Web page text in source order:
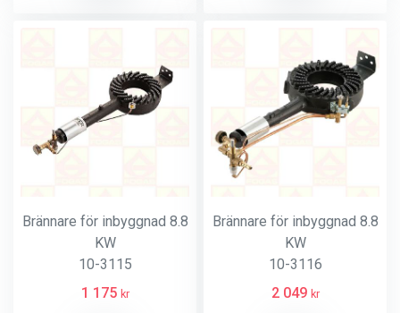
Brännare för inbyggnad 8.8
KW
10-3115
1 175 kr
Brännare för inbyggnad 8.8
KW
10-3116
2 049 kr